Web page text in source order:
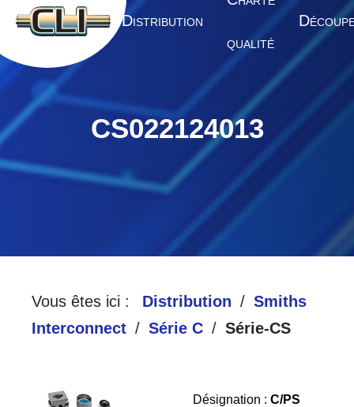
A CCUEIL DISTRIBUTION
QUALITÉ
D
CS022124013
Vous êtes ici : Distribution
Smiths
Interconnect
Série C Série-CS
Désignation : C/PS